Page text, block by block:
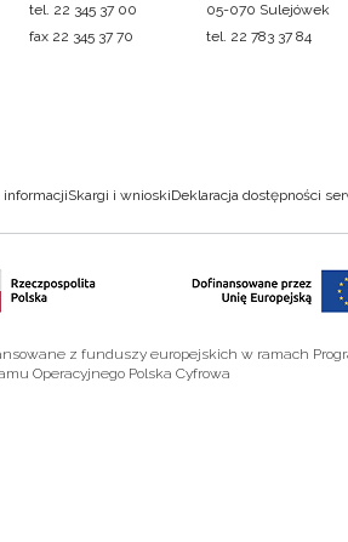
tel. 22 345 37 00
fax 22 345 37 70
05-070 Sulejówek
tel. 22 783 37 84
Skargi i wnioskiDeklaracja dostępności
z funduszy europejskich w ramach
Operacyjnego Polska Cyfrowa